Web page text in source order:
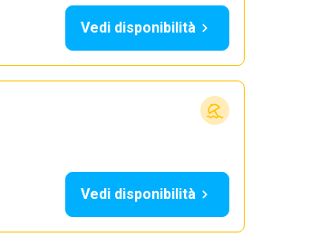
Vedi disponibilità
Vedi disponibilità